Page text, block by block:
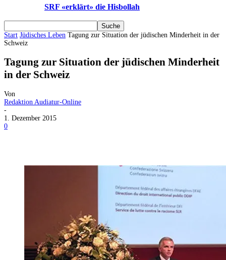
SRF «erklärt» die Hisbollah
Start Jüdisches Leben Tagung zur Situation der jüdischen Minderheit in der
Schweiz
Tagung zur Situation der jüdischen Minderheit
in der Schweiz
Von
Redaktion Audiatur-Online
-
1. Dezember 2015
0